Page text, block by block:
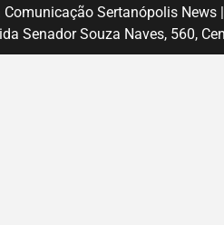
Sertanópolis
Senador Souza Naves, 560,